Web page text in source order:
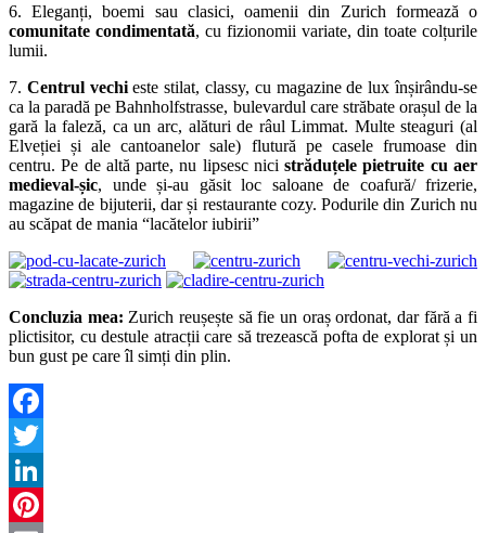
6. Eleganți, boemi sau clasici, oamenii din Zurich formează o
comunitate condimentată, cu fizionomii variate, din toate colțurile
lumii.
7. Centrul vechieste stilat, classy, cu magazine de lux înșirându-se
ca la paradă pe Bahnholfstrasse, bulevardul care străbate orașul de la
gară la faleză, ca un arc, alături de râul Limmat. Multe steaguri (al
Elveției și ale cantoanelor sale) flutură pe casele frumoase din
centru. Pe de altă parte, nu lipsesc nicistrăduțele pietruite cu aer
medieval-șic, unde și-au găsit loc saloane de coafură/ frizerie,
magazine de bijuterii, dar și restaurante cozy. Podurile din Zurich nu
au scăpat de mania “lacătelor iubirii”
Concluzia mea: Zurich reușește să fie un oraș ordonat, dar fără a fi
plictisitor, cu destule atracții care să trezească pofta de explorat și un
bun gust pe care îl simți din plin.
Facebook
Twitter
LinkedIn